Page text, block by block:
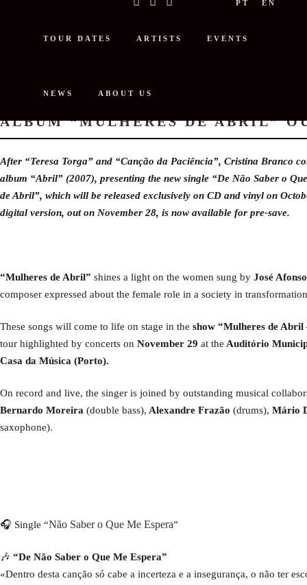
PT EN
TOUR DATES ARTISTS EVENTS
NEWS ABOUT US
ALBUM “MULHERES DE ABRIL”
After “Teresa Torga” and “Canção da Paciência”, Cristina Branco
album “Abril” (2007), presenting the new single “De Não Saber o
de Abril”, which will be released exclusively on CD and vinyl on
digital version, out on November 28, is now available for pre-save.
“Mulheres de Abril” shines a light on the women sung by José Afonso
composer expressed about the female role in a society in
These songs will come to life on stage in the show “Mulheres de
tour highlighted by concerts on November 29 at the Auditório
Casa da Música (Porto).
On record and live, the singer is joined by outstanding musical
Bernardo Moreira (double bass), Alexandre Frazão (drums), Mário
saxophone).
🎧 Single “Não Saber o Que Me Espera”
🎶 “De Não Saber o Que Me Espera”
«Dentro desta canção só cabe a incerteza e a insegurança, o não ter